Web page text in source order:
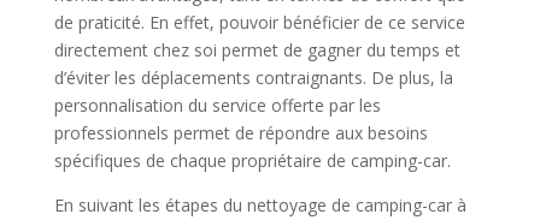
de praticité. En effet, pouvoir bénéficier de ce service
directement chez soi permet de gagner du temps et
d’éviter les déplacements contraignants. De plus, la
personnalisation du service offerte par les
professionnels permet de répondre aux besoins
spécifiques de chaque propriétaire de camping-car.
En suivant les étapes du nettoyage de camping-car à